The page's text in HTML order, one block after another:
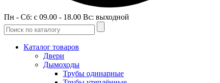
Пн - Сб: c 09.00 - 18.00 Вс: выходной
Каталог товаров
Двери
Дымоходы
Трубы одинарные